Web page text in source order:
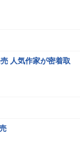
人気作家が密着取